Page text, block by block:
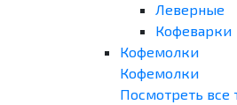
Леверные
Кофеварки
Кофемолки
Кофемолки
Посмотреть все